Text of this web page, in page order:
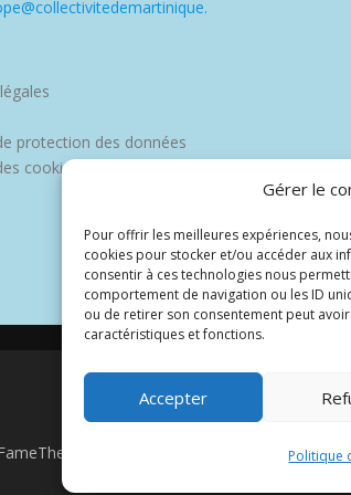
Gérer le
Pour offrir les meilleures expériences,
cookies pour stocker et/ou accéder aux
consentir à ces technologies nous
comportement de navigation ou les ID
ou de retirer son consentement peut
caractéristiques et fonctions.
Accepter
Politique
protection des données
cookies
Traduit par Wp Trads.